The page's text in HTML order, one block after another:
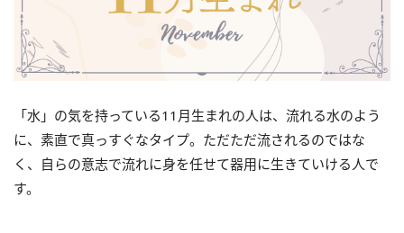
「水」の気を持っている11月生まれの人は、流れる水のよう
に、素直で真っすぐなタイプ。ただただ流されるのではな
く、自らの意志で流れに身を任せて器用に生きていける人で
す。